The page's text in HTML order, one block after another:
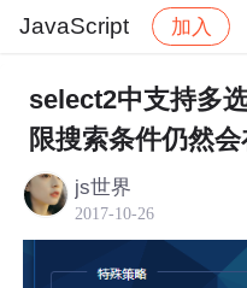
JavaScript 加入
社区 JavaScript
select2中支持多
限搜索条件仍然
js世界
2017-10-26